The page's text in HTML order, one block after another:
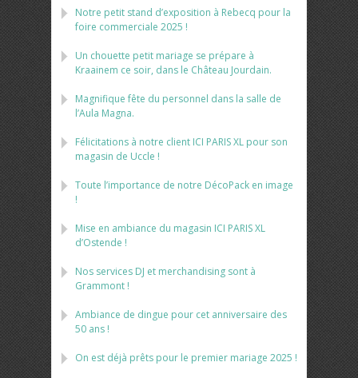
Notre petit stand d’exposition à Rebecq pour la
foire commerciale 2025 !
Un chouette petit mariage se prépare à
Kraainem ce soir, dans le Château Jourdain.
Magnifique fête du personnel dans la salle de
l’Aula Magna.
Félicitations à notre client ICI PARIS XL pour son
magasin de Uccle !
Toute l’importance de notre DécoPack en image
!
Mise en ambiance du magasin ICI PARIS XL
d’Ostende !
Nos services DJ et merchandising sont à
Grammont !
Ambiance de dingue pour cet anniversaire des
50 ans !
On est déjà prêts pour le premier mariage 2025 !